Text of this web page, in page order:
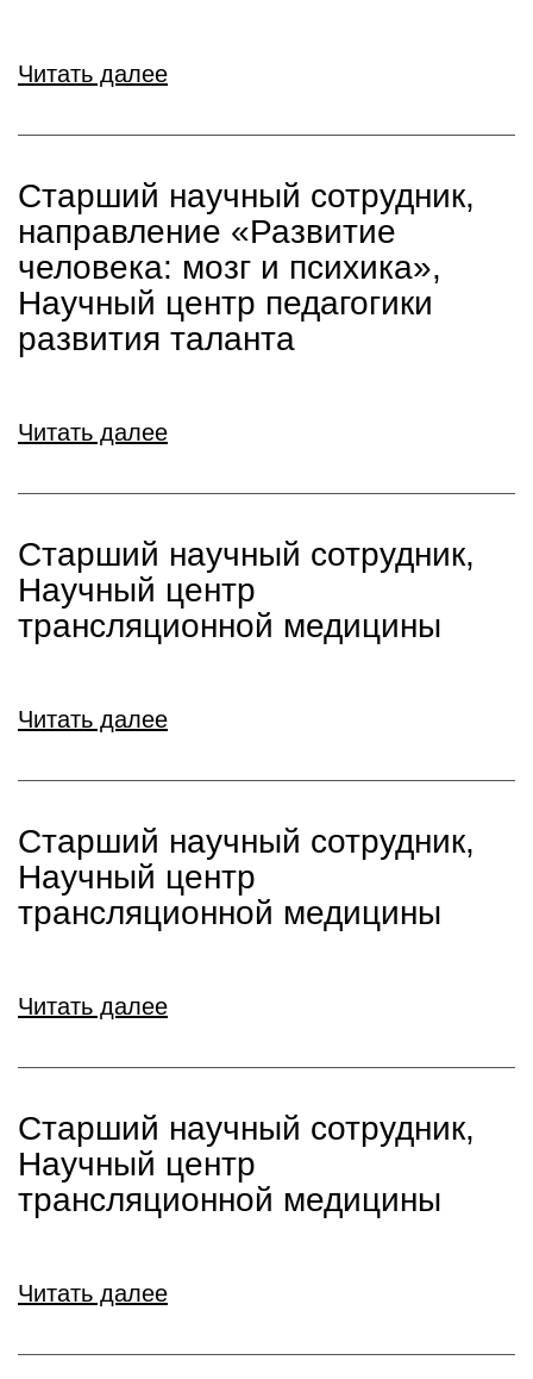
Читать далее
Старший научный сотрудник,
направление «Развитие
человека: мозг и психика»,
Научный центр педагогики
развития таланта
Читать далее
Старший научный сотрудник,
Научный центр
трансляционной медицины
Читать далее
Старший научный сотрудник,
Научный центр
трансляционной медицины
Читать далее
Старший научный сотрудник,
Научный центр
трансляционной медицины
Читать далее